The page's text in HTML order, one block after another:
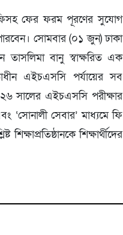
ফিসহ ফের ফরম পূরণের সুযোগ
সোমবার (০১ জুন) ঢাকা
তাসলিমা বানু স্বাক্ষরিত এক
এইচএসসি পর্যায়ের সব
সালের এইচএসসি পরীক্ষার
সেবার’ মাধ্যমে ফি
শিক্ষার্থীদের